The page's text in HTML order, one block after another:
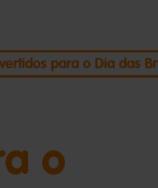
para o Dia das
o